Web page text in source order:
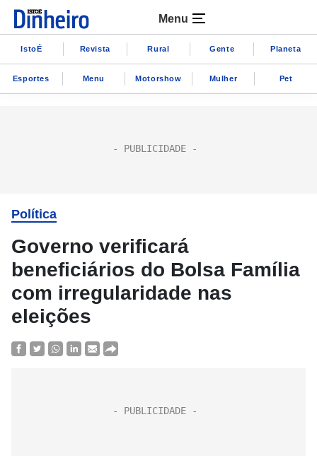
Menu
IstoÉ Revista Rural Gente Planeta
Esportes Menu Motorshow Mulher Pet
Política
Governo verificará
beneficiários do Bolsa Família
com irregularidade nas
eleições